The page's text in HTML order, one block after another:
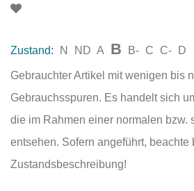
Zustand: N ND A B B- C C- D
Gebrauchter Artikel mit wenigen bis
Gebrauchsspuren. Es handelt sich
die im Rahmen einer normalen bzw.
entsehen. Sofern angeführt, beachte
Zustandsbeschreibung!